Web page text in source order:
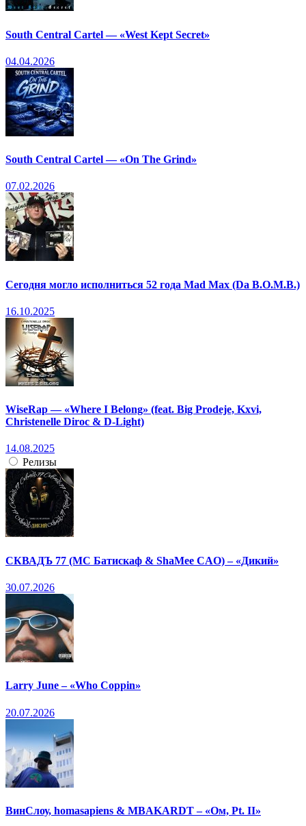
South Central Cartel — «West Kept Secret»
04.04.2026
South Central Cartel — «On The Grind»
07.02.2026
Сегодня могло исполниться 52 года Mad Max (Da B.O.M.B.)
16.10.2025
WiseRap — «Where I Belong» (feat. Big Prodeje, Kxvi,
Christenelle Diroc & D-Light)
14.08.2025
Релизы
СКВАДЪ 77 (МС Батискаф & ShaMee CAO) – «Дикий»
30.07.2026
Larry June – «Who Coppin»
20.07.2026
ВинСлоу, homasapiens & MBAKARDT – «Ом, Pt. II»